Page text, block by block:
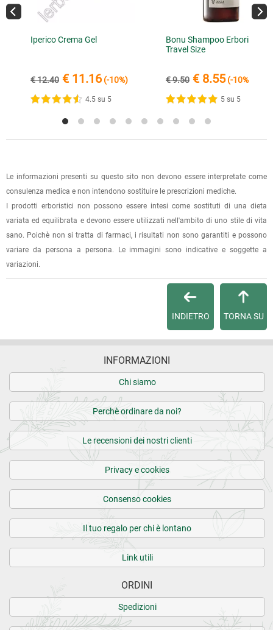
Ottimo prodotto, me lo aspettavo più intenso nel
Molto soddisfatta
È possibile effettuare un ordine sul sito e recarsi a ritirarlo
direttamente nel punto vendita di Via Iglesias 5/B a Cagliari.
Per scegliere questa possibilità, seleziona l'opzione "Ritiro in
negozio" al momento della scelta della modalità di
spese di spedizione e sarai avvisato con una e-mail quando
l'ordine sarà pronto per il ritiro.
La spedizione è accompagnata da un riepilogo d'ordine,
oppure dalla fattura se richiesta al momento dell'ordine
potrai verificare lo stato di lavorazione
dell'ordine e lo stato della spedizione.
Per qualsiasi informazione, contattaci via e-mail
info@lerboristeria.com
I dati per il pagamento saranno riportati anche nell'email di
Iperico Crema Gel
€ 12.40 € 11.16 (-10%)
4.5 su 5
Bonu Shampoo Erboristico
Travel Size
€ 9.50 € 8.55(-10%)
5 su 5
Le informazioni presenti su questo sito non devono essere interpretate come
consulenza medica e non intendono sostituire le prescrizioni mediche.
I prodotti erboristici non possono essere intesi come sostituti di una dieta
variata ed equilibrata e devono essere utilizzati nell'ambito di uno stile di vita
sano. Poichè non si tratta di farmaci, i risultati non sono garantiti e possono
variare da persona a persona. Le immagini sono indicative e soggette a
variazioni.
TORNA SU
INDIETRO
INFORMAZIONI
Chi siamo
Perchè ordinare da noi?
Le recensioni dei nostri clienti
Privacy e cookies
Consenso cookies
Il tuo regalo per chi è lontano
Link utili
ORDINI
Spedizioni